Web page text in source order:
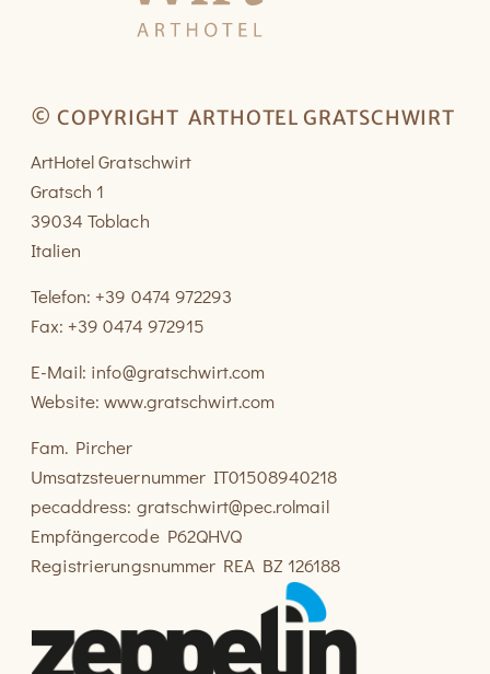
© COPYRIGHT ARTHOTEL GRATSCHWIRT
ArtHotel Gratschwirt
Gratsch 1
39034 Toblach
Italien
Telefon: +39 0474 972293
Fax: +39 0474 972915
E-Mail: info@gratschwirt.com
Website:www.gratschwirt.com
Fam. Pircher
Umsatzsteuernummer IT01508940218
pecaddress: gratschwirt@pec.rolmail
Empfängercode P62QHVQ
Registrierungsnummer REA BZ 126188